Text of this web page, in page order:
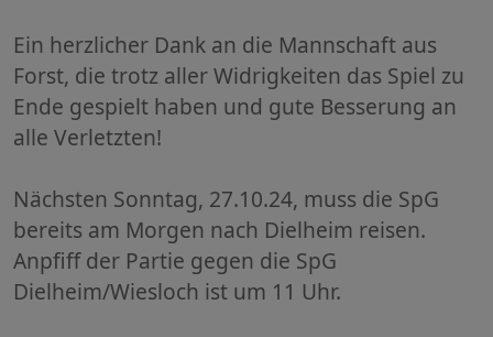
Ein herzlicher Dank an die Mannschaft aus
Forst, die trotz aller Widrigkeiten das Spiel zu
Ende gespielt haben und gute Besserung an
alle Verletzten!
Nächsten Sonntag, 27.10.24, muss die SpG
bereits am Morgen nach Dielheim reisen.
Anpfiff der Partie gegen die SpG
Dielheim/Wiesloch ist um 11 Uhr.